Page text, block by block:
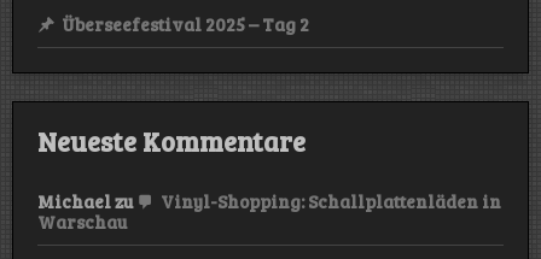
Überseefestival 2025 – Tag 2
Neueste Kommentare
Michaelzu
Vinyl-Shopping: Schallplattenläden in
Warschau